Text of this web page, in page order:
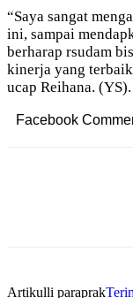
“Saya sangat
ini, sampai
berharap rsudam
kinerja yang
ucap Reihana. (YS).
Facebook
Artikulli paraprak